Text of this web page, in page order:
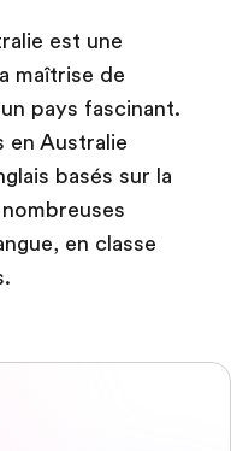
est une
maîtrise de
pays fascinant.
en Australie
basés sur la
en classe